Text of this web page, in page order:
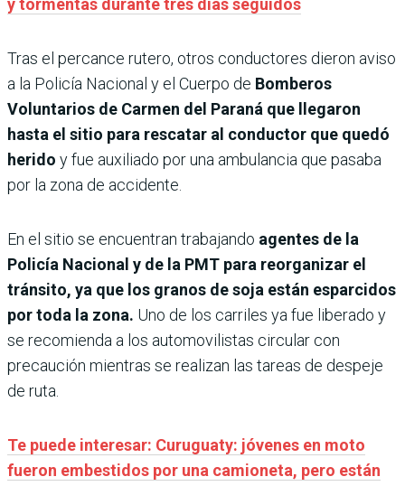
y tormentas durante tres días seguidos
Tras el percance rutero, otros conductores dieron aviso
a la Policía Nacional y el Cuerpo de Bomberos
Voluntarios de Carmen del Paraná que llegaron
hasta el sitio para rescatar al conductor que quedó
herido y fue auxiliado por una ambulancia que pasaba
por la zona de accidente.
En el sitio se encuentran trabajando agentes de la
Policía Nacional y de la PMT para reorganizar el
tránsito, ya que los granos de soja están esparcidos
por toda la zona. Uno de los carriles ya fue liberado y
se recomienda a los automovilistas circular con
precaución mientras se realizan las tareas de despeje
de ruta.
Te puede interesar: Curuguaty: jóvenes en moto
fueron embestidos por una camioneta, pero están